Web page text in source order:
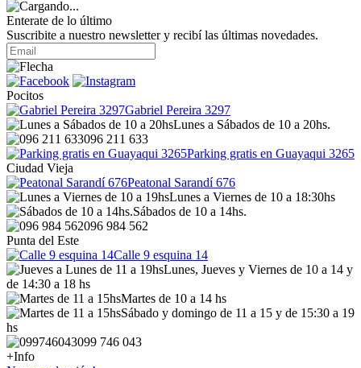
Enterate de lo último
Suscribite a nuestro newsletter y recibí las últimas novedades.
Pocitos
Gabriel Pereira 3297
Lunes a Sábados de 10 a 20hs.
096 211 633
Parking gratis en Guayaqui 3265
Ciudad Vieja
Peatonal Sarandí 676
Lunes a Viernes de 10 a 18:30hs
Sábados de 10 a 14hs.
096 984 562
Punta del Este
Calle 9 esquina 14
Lunes, Jueves y Viernes de 10 a 14 y
de 14:30 a 18 hs
Martes de 10 a 14 hs
Sábado y domingo de 11 a 15 y de 15:30 a 19
hs
099 746 043
+Info